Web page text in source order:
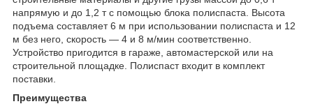
напрямую и до 1,2 т с помощью блока полиспаста. Высота
подъема составляет 6 м при использовании полиспаста и 12
м без него, скорость — 4 и 8 м/мин соответственно.
Устройство пригодится в гараже, автомастерской или на
строительной площадке. Полиспаст входит в комплект
поставки.
Преимущества